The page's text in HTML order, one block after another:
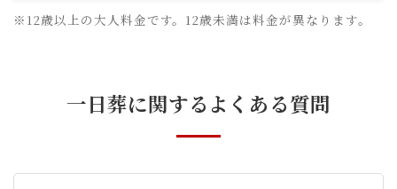
※12歳以上の大人料金です。12歳未満は料金が異なります。
一日葬に関するよくある質問